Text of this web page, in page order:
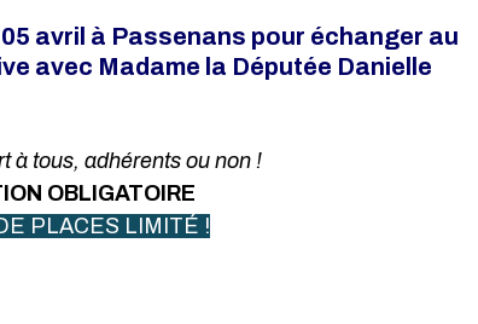
avril à Passenans pour échanger au
avec Madame la Députée Danielle
à tous, adhérents ou non !
OBLIGATOIRE
PLACES LIMITÉ !